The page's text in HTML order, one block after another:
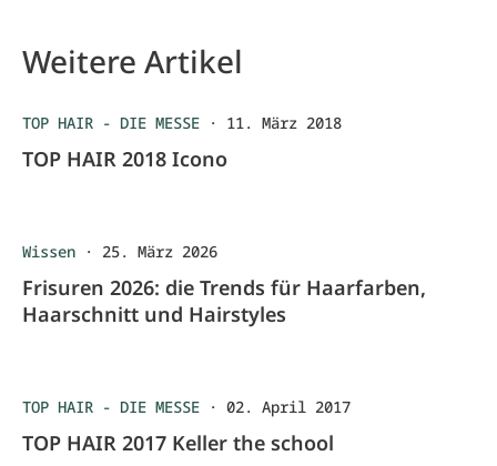
Weitere Artikel
TOP HAIR - DIE MESSE · 11. März 2018
TOP HAIR 2018 Icono
Wissen · 25. März 2026
Frisuren 2026: die Trends für Haarfarben,
Haarschnitt und Hairstyles
TOP HAIR - DIE MESSE · 02. April 2017
TOP HAIR 2017 Keller the school